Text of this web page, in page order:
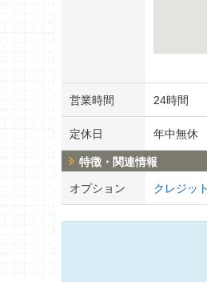
営業時間 24時間
定休日 年中無休
特徴・関連情報
オプション クレジッ